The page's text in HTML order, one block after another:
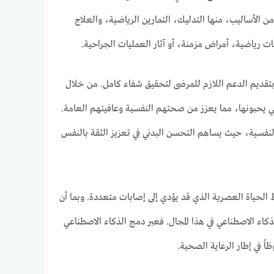
منها التدليك، التمارين الرياضية، والعلاج
رياضية، أمراض مزمنة، أو آثار العمليات الجراحية.
بتقديم الدعم اللازم للمرضى لتحقيق شفاء كامل. من خلال
يحبونها، مما يعزز من صحتهم النفسية وعافيتهم العامة.
حيث يساهم التحسن البدني في تعزيز الثقة بالنفس
الحياة العصرية الذي قد يؤدي إلى إصابات متعددة. وبما أن
الاصطناعي في هذا المجال. فعبر دمج الذكاء الاصطناعي
في إطار الرعاية الصحية.